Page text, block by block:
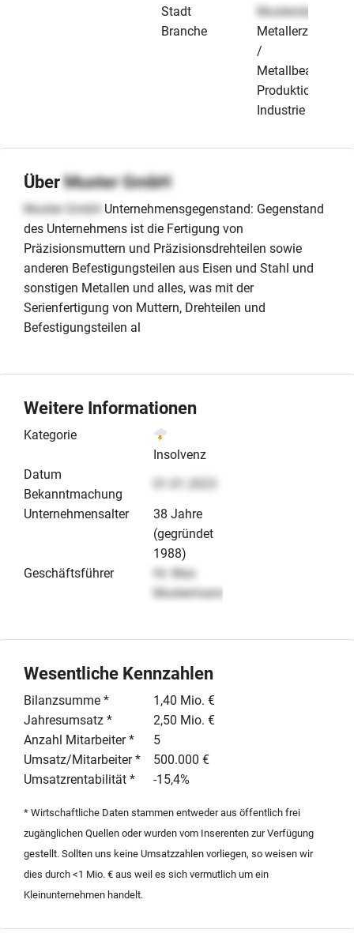
Stadt
Musterstadt
Branche
Metallerzeugung
/
Produktion &
Industrie
ÜberMuster GmbH
Muster GmbH Unternehmensgegenstand: Gegenstand
des Unternehmens ist die Fertigung von
Präzisionsmuttern und Präzisionsdrehteilen sowie
anderen Befestigungsteilen aus Eisen und Stahl und
sonstigen Metallen und alles, was mit der
Serienfertigung von Muttern, Drehteilen und
Befestigungsteilen al
Weitere Informationen
Kategorie
Insolvenz
Datum
Bekanntmachung
Unternehmensalter
38 Jahre
(gegründet
1988)
Geschäftsführer
Hr. Max
Mustermann
Wesentliche Kennzahlen
Bilanzsumme *
1,40 Mio. €
Jahresumsatz *
2,50 Mio. €
Anzahl Mitarbeiter *
5
Umsatz/Mitarbeiter *
500.000 €
Umsatzrentabilität *
-15,4%
* Wirtschaftliche Daten stammen entweder aus öffentlich frei
zugänglichen Quellen oder wurden vom Inserenten zur Verfügung
gestellt. Sollten uns keine Umsatzzahlen vorliegen, so weisen wir
dies durch <1 Mio. € aus weil es sich vermutlich um ein
Kleinunternehmen handelt.